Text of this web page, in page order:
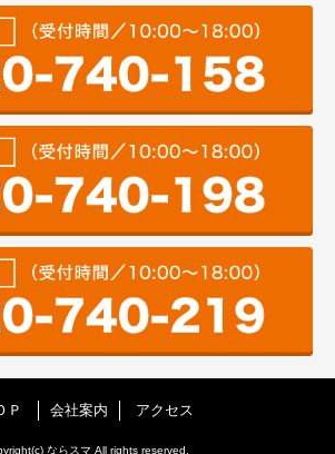
Ｐ 会社案内 アクセス
ならスマ All rights reserved.